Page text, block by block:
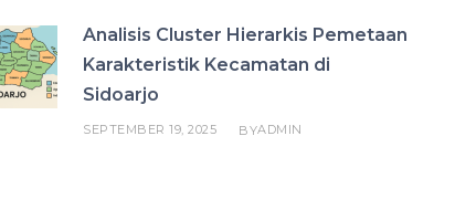
Analisis Cluster Hierarkis Pemetaan
Karakteristik Kecamatan di
Sidoarjo
SEPTEMBER 19, 2025 BYADMIN